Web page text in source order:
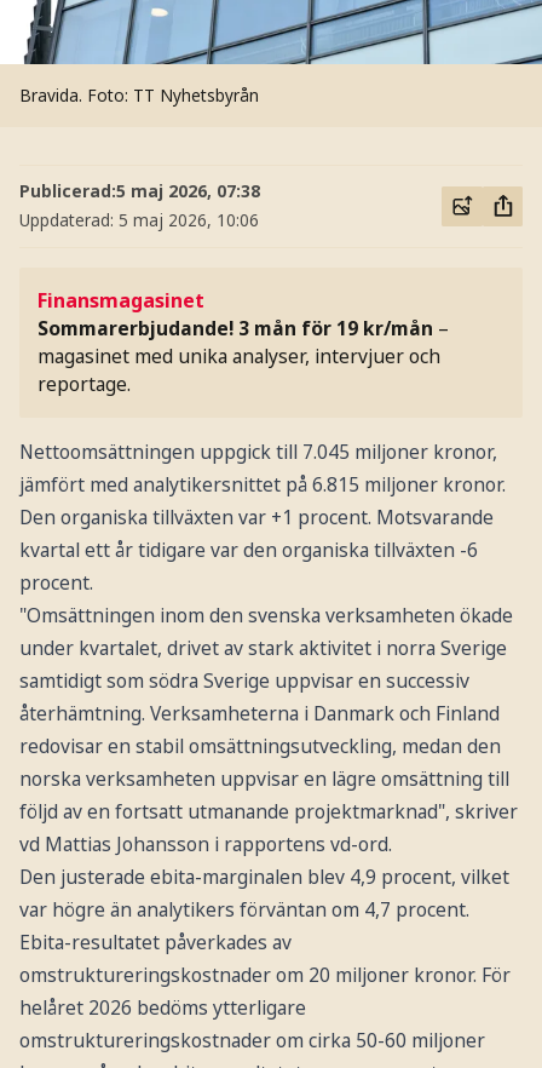
Bravida. Foto: TT Nyhetsbyrån
Publicerad:5 maj 2026, 07:38
Uppdaterad: 5 maj 2026, 10:06
Finansmagasinet
Sommarerbjudande! 3 mån för 19 kr/mån –
magasinet med unika analyser, intervjuer och
reportage.
Nettoomsättningen uppgick till 7.045 miljoner kronor,
jämfört med analytikersnittet på 6.815 miljoner kronor.
Den organiska tillväxten var +1 procent. Motsvarande
kvartal ett år tidigare var den organiska tillväxten -6
procent.
"Omsättningen inom den svenska verksamheten ökade
under kvartalet, drivet av stark aktivitet i norra Sverige
samtidigt som södra Sverige uppvisar en successiv
återhämtning. Verksamheterna i Danmark och Finland
redovisar en stabil omsättningsutveckling, medan den
norska verksamheten uppvisar en lägre omsättning till
följd av en fortsatt utmanande projektmarknad", skriver
vd Mattias Johansson i rapportens vd-ord.
Den justerade ebita-marginalen blev 4,9 procent, vilket
var högre än analytikers förväntan om 4,7 procent.
Ebita-resultatet påverkades av
omstruktureringskostnader om 20 miljoner kronor. För
helåret 2026 bedöms ytterligare
omstruktureringskostnader om cirka 50-60 miljoner